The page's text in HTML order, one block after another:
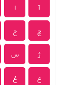
آ ا
چ
ح
ژ
س
ع
غ